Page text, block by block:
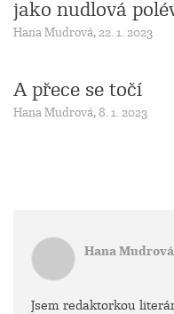
jako nudlová
Hana Mudrová, 22. 1. 2023
A přece se točí
Hana Mudrová, 8. 1. 2023
Hana Mudrová
Jsem redaktorkou